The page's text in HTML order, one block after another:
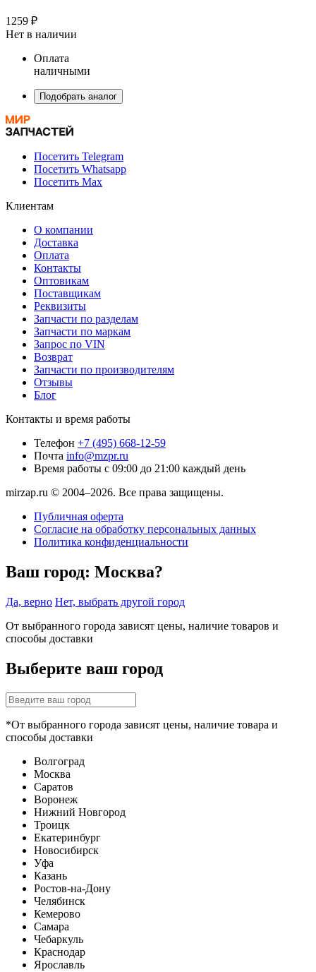
1259 ₽
Нет в наличии
Оплата
наличными
Подобрать аналог
Посетить Telegram
Посетить Whatsapp
Посетить Max
Клиентам
О компании
Доставка
Оплата
Контакты
Оптовикам
Поставщикам
Реквизиты
Запчасти по разделам
Запчасти по маркам
Запрос по VIN
Возврат
Запчасти по производителям
Отзывы
Блог
Контакты и время работы
Телефон +7 (495) 668-12-59
Почта info@mzpr.ru
Время работы с 09:00 до 21:00 каждый день
mirzap.ru © 2004–2026. Все права защищены.
Публичная оферта
Согласие на обработку персональных данных
Политика конфиденциальности
Ваш город: Москва?
Да, верно Нет, выбрать другой город
От выбранного города зависят цены, наличие товаров и
способы доставки
Выберите ваш город
*От выбранного города зависят цены, наличие товара и
способы доставки
Волгоград
Москва
Саратов
Воронеж
Нижний Новгород
Троицк
Екатеринбург
Новосибирск
Уфа
Казань
Ростов-на-Дону
Челябинск
Кемерово
Самара
Чебаркуль
Краснодар
Ярославль